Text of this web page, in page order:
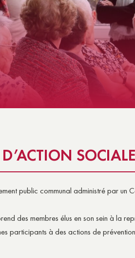
& SOLIDARITÉ
SOCIALE
public communal administré par un
des membres élus en son sein à la
participants à des actions de